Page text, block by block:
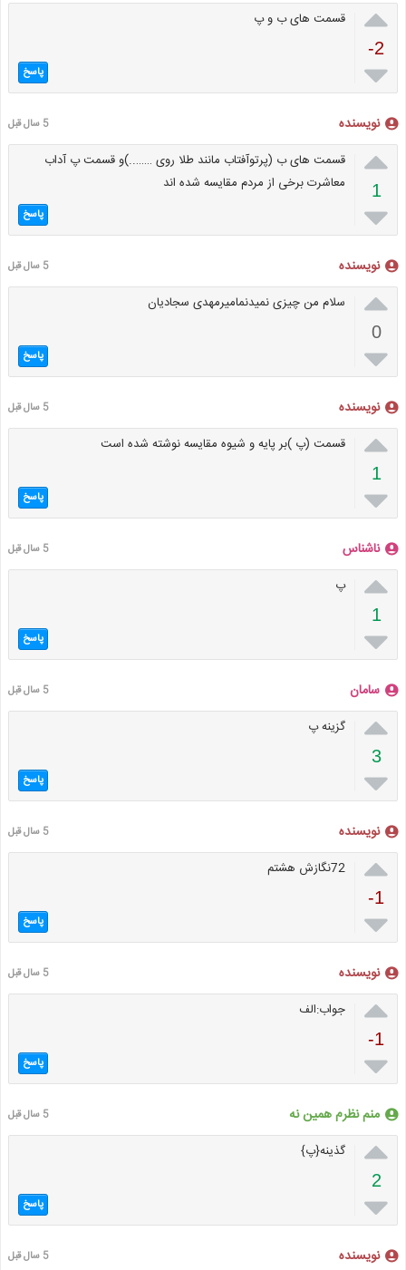

-2

قسمت های ب و پ
پاسخ
نویسنده 5 سال قبل

1

قسمت های ب (پرتوآفتاب مانند طلا روی ……..)و قسمت پ آداب
معاشرت برخی از مردم مقایسه شده اند
پاسخ
نویسنده 5 سال قبل

0

سلام من چیزی نمیدنمامیرمهدی سجادیان
پاسخ
نویسنده 5 سال قبل

1

قسمت (پ )بر پایه و شیوه مقایسه نوشته شده است
پاسخ
ناشناس 5 سال قبل

1

پ
پاسخ
سامان 5 سال قبل

3

گزینه پ
پاسخ
نویسنده 5 سال قبل

-1

72نگازش هشتم
پاسخ
نویسنده 5 سال قبل

-1

جواب:الف
پاسخ
منم نظرم همین نه 5 سال قبل

2

گذینه{پ}
پاسخ
نویسنده 5 سال قبل